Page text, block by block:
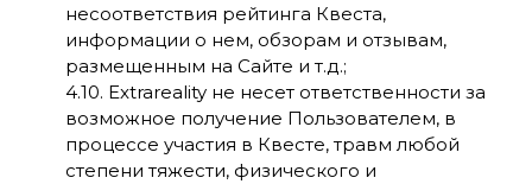
несоответствия рейтинга Квеста,
информации о нем, обзорам и отзывам,
размещенным на Сайте и т.д.;
4.10. Extrareality не несет ответственности за
возможное получение Пользователем, в
процессе участия в Квесте, травм любой
степени тяжести, физического и